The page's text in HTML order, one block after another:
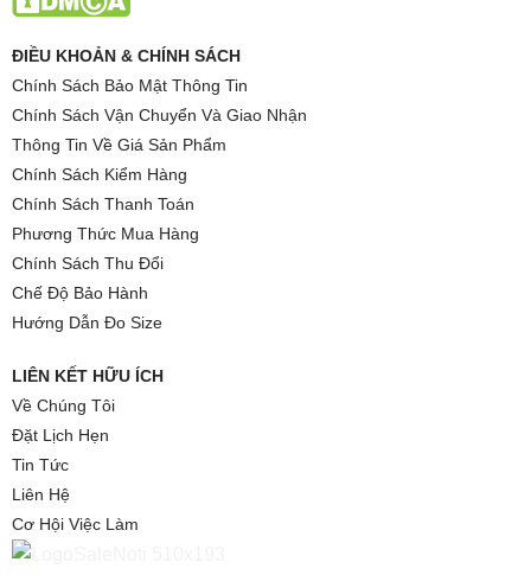
ĐIỀU KHOẢN & CHÍNH SÁCH
Chính Sách Bảo Mật Thông Tin
Chính Sách Vận Chuyển Và Giao Nhận
Thông Tin Về Giá Sản Phẩm
Chính Sách Kiểm Hàng
Chính Sách Thanh Toán
Phương Thức Mua Hàng
Chính Sách Thu Đổi
Chế Độ Bảo Hành
Hướng Dẫn Đo Size
LIÊN KẾT HỮU ÍCH
Về Chúng Tôi
Đặt Lịch Hẹn
Tin Tức
Liên Hệ
Cơ Hội Việc Làm